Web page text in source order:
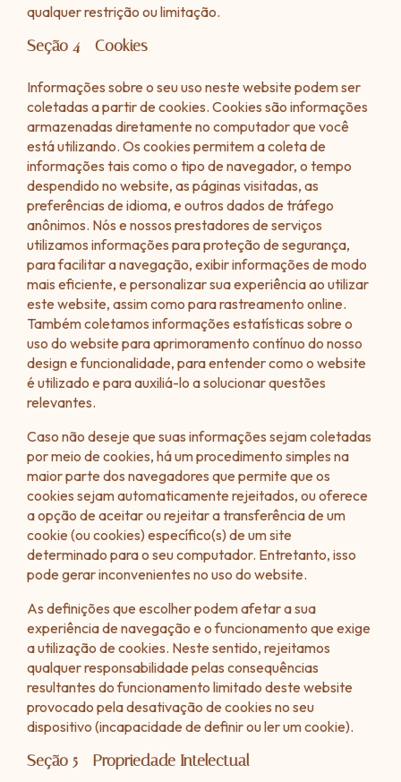
qualquer restrição ou limitação.
Seção 4 - Cookies
Informações sobre o seu uso neste website podem ser
coletadas a partir de cookies. Cookies são informações
armazenadas diretamente no computador que você
está utilizando. Os cookies permitem a coleta de
informações tais como o tipo de navegador, o tempo
despendido no website, as páginas visitadas, as
preferências de idioma, e outros dados de tráfego
anônimos. Nós e nossos prestadores de serviços
utilizamos informações para proteção de segurança,
para facilitar a navegação, exibir informações de modo
mais eficiente, e personalizar sua experiência ao utilizar
este website, assim como para rastreamento online.
Também coletamos informações estatísticas sobre o
uso do website para aprimoramento contínuo do nosso
design e funcionalidade, para entender como o website
é utilizado e para auxiliá-lo a solucionar questões
relevantes.
Caso não deseje que suas informações sejam coletadas
por meio de cookies, há um procedimento simples na
maior parte dos navegadores que permite que os
cookies sejam automaticamente rejeitados, ou oferece
a opção de aceitar ou rejeitar a transferência de um
cookie (ou cookies) específico(s) de um site
determinado para o seu computador. Entretanto, isso
pode gerar inconvenientes no uso do website.
As definições que escolher podem afetar a sua
experiência de navegação e o funcionamento que exige
a utilização de cookies. Neste sentido, rejeitamos
qualquer responsabilidade pelas consequências
resultantes do funcionamento limitado deste website
provocado pela desativação de cookies no seu
dispositivo (incapacidade de definir ou ler um cookie).
Seção 5 - Propriedade Intelectual